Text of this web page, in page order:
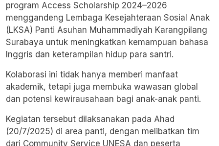
program Access Scholarship 2024–2026
menggandeng Lembaga Kesejahteraan Sosial Anak
(LKSA) Panti Asuhan Muhammadiyah Karangpilang
Surabaya untuk meningkatkan kemampuan bahasa
Inggris dan keterampilan hidup para santri.
Kolaborasi ini tidak hanya memberi manfaat
akademik, tetapi juga membuka wawasan global
dan potensi kewirausahaan bagi anak-anak panti.
Kegiatan tersebut dilaksanakan pada Ahad
(20/7/2025) di area panti, dengan melibatkan tim
dari Community Service UNESA dan peserta